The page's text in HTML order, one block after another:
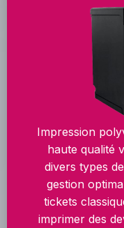
Impression
haute qualité
divers types
gestion
tickets
imprimer des